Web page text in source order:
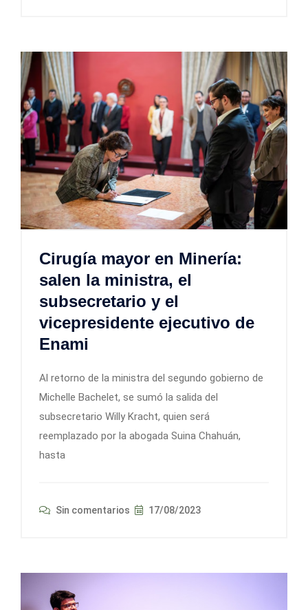
Cirugía mayor en Minería:
salen la ministra, el
subsecretario y el
vicepresidente ejecutivo de
Enami
Al retorno de la ministra del segundo gobierno de
Michelle Bachelet, se sumó la salida del
subsecretario Willy Kracht, quien será
reemplazado por la abogada Suina Chahuán,
hasta
Sin comentarios 17/08/2023